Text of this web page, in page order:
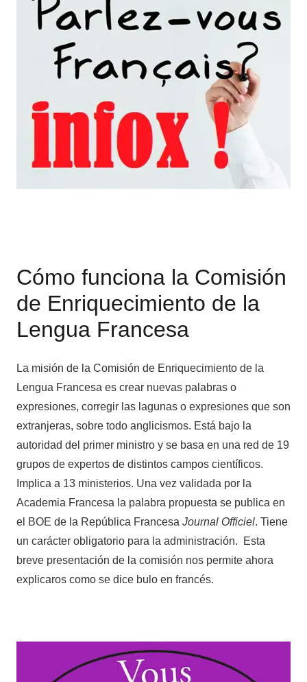
Cómo funciona la Comisión
de Enriquecimiento de la
Lengua Francesa
La misión de la Comisión de Enriquecimiento de la
Lengua Francesa es crear nuevas palabras o
expresiones, corregir las lagunas o expresiones que son
extranjeras, sobre todo anglicismos. Está bajo la
autoridad del primer ministro y se basa en una red de 19
grupos de expertos de distintos campos científicos.
Implica a 13 ministerios. Una vez validada por la
Academia Francesa la palabra propuesta se publica en
el BOE de la República Francesa Journal Officiel. Tiene
un carácter obligatorio para la administración. Esta
breve presentación de la comisión nos permite ahora
explicaros como se dice bulo en francés.